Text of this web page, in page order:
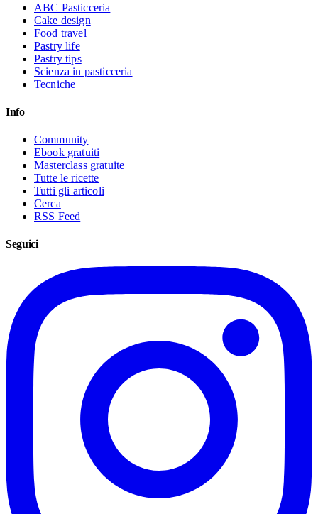
ABC Pasticceria
Cake design
Food travel
Pastry life
Pastry tips
Scienza in pasticceria
Tecniche
Info
Community
Ebook gratuiti
Masterclass gratuite
Tutte le ricette
Tutti gli articoli
Cerca
RSS Feed
Seguici